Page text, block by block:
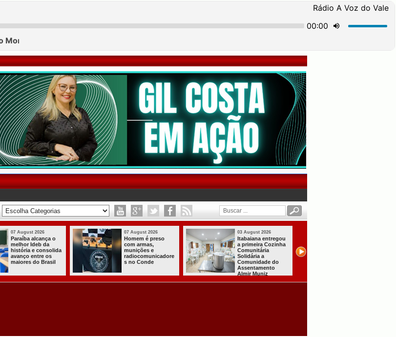
03 August 2026
Itabaiana entregou
a primeira Cozinha
Comunitária
Solidária a
Comunidade do
03 August 2026
Secretaria de
Agricultura de
Itabaiana recebeu
da Sedap-PB cerca
de 30 mil alevinos
03 August 2026
Mulher em aparente
surto esfaqueia a
própria mãe em
João Pessoa